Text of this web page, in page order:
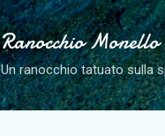
Ranocchio Monello
Un ranocchio tatuato sulla